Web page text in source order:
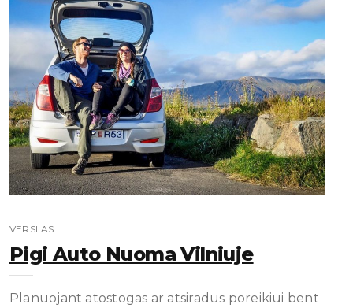
VERSLAS
Pigi Auto Nuoma Vilniuje
Planuojant atostogas ar atsiradus poreikiui bent